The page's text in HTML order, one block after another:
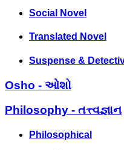
Social Novel
Translated Novel
Suspense &
Osho - ઓશો
Philosophy - તત્ત્વજ્ઞાન
Philosophical